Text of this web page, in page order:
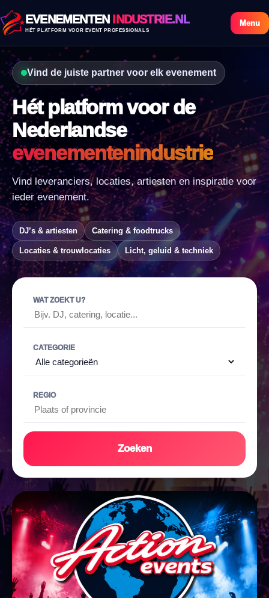
EVENEMENTEN INDUSTRIE.NL
HÉT PLATFORM VOOR EVENT PROFESSIONALS
Menu
Vind de juiste partner voor elk evenement
Hét platform voor de
Nederlandse
evenementenindustrie
Vind leveranciers, locaties, artiesten en inspiratie voor
ieder evenement.
DJ’s & artiesten Catering & foodtrucks
Locaties & trouwlocaties Licht, geluid & techniek
WAT ZOEKT U?
CATEGORIE
REGIO
Zoeken